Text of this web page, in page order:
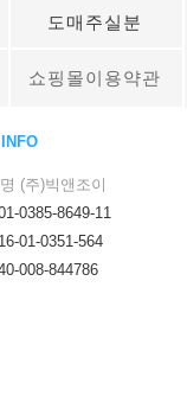
도매주실분
쇼핑몰이용약관
(주)빅앤조이
0385-8649-11
01-0351-564
008-844786